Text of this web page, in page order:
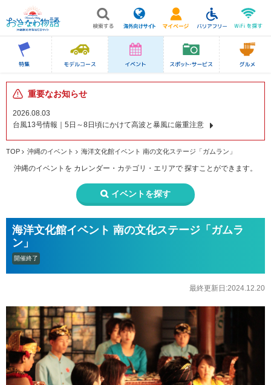
重要なお知らせ
2026.08.03
台風13号情報｜5日～8日頃にかけて高波と暴風に厳重注意
TOP 沖縄のイベント 海洋文化館イベント 南の文化ステージ「ガムラン」
沖縄のイベントを カレンダー・カテゴリ・エリアで 探すことができます。
イベントを探す
海洋文化館イベント 南の文化ステージ「ガムラ
ン」
開催終了
最終更新日:2024.12.20